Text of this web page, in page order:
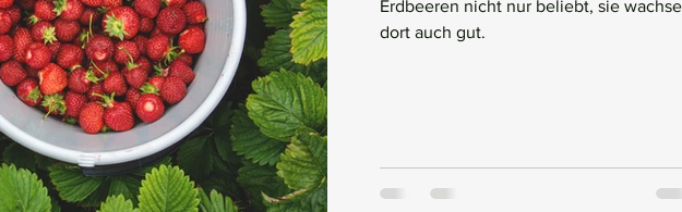
Erdbeeren nicht nur beliebt, sie
dort auch gut.